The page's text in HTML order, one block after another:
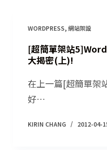
WORDPRESS,網站架設
[超簡單架站
大揭密(上)!
在上一篇[超簡單架
好…
KIRIN CHANG 2012-04-